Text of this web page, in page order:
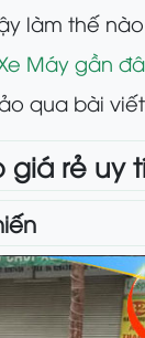
làm thế
Máy gần
qua bài
giá rẻ uy